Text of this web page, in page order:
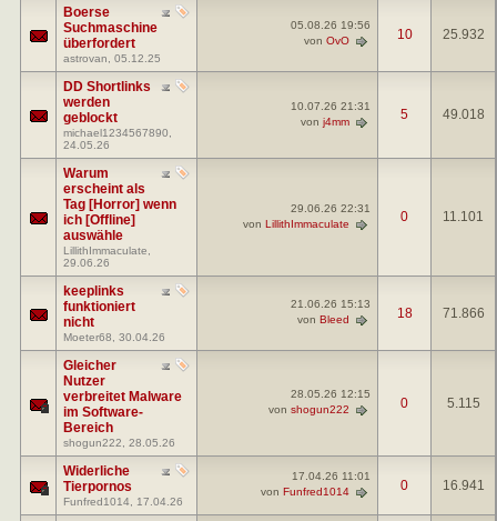
Boerse
Suchmaschine
überfordert
astrovan , 05.12.25
05.08.26 19:56
von OvO 10 25.932
DD Shortlinks
werden
geblockt
michael1234567890
24.05.26
10.07.26 21:31
von j4mm 5 49.018
Warum
erscheint als
Tag [Horror] wenn
ich [Offline]
auswähle
LillithImmaculate
29.06.26
29.06.26 22:31
von LillithImmaculate 0 11.101
keeplinks
funktioniert
nicht
Moeter68 , 30.04.26
21.06.26 15:13
von Bleed 18 71.866
Gleicher
Nutzer
verbreitet Malware
im Software-
Bereich
shogun222 , 28.05.26
28.05.26 12:15
von shogun222 0 5.115
Widerliche
Tierpornos
Funfred1014 , 17.04.26
17.04.26 11:01
von Funfred1014 0 16.941